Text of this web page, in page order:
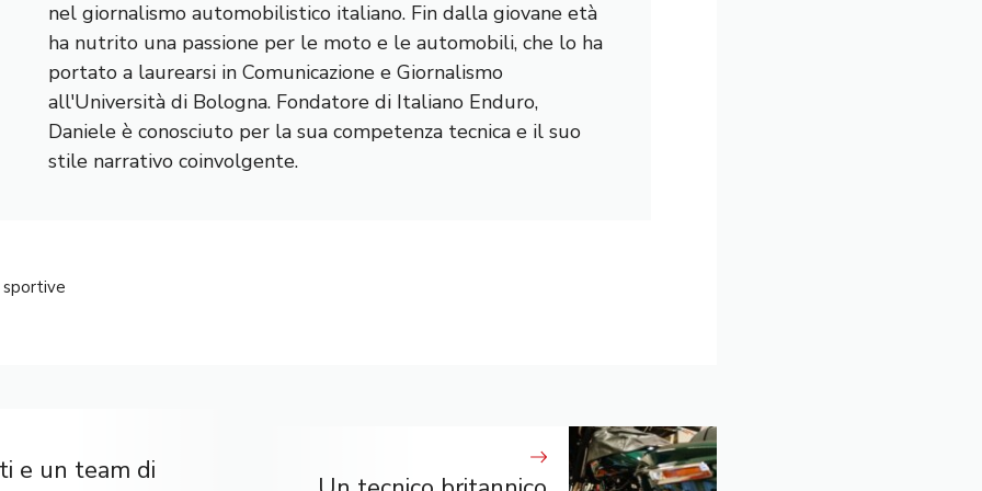
nel giornalismo automobilistico italiano. Fin dalla giovane età
ha nutrito una passione per le moto e le automobili, che lo ha
portato a laurearsi in Comunicazione e Giornalismo
all'Università di Bologna. Fondatore di Italiano Enduro,
Daniele è conosciuto per la sua competenza tecnica e il suo
stile narrativo coinvolgente.
e un team di